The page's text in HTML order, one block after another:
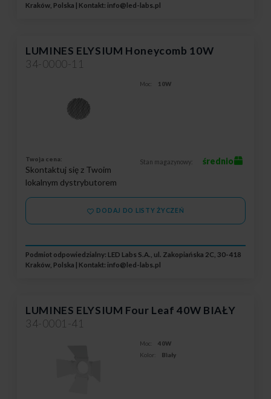
Kraków, Polska | Kontakt: info@led-labs.pl
LUMINES ELYSIUM Honeycomb 10W
34-0000-11
Moc: 10W
Twoja cena:
Skontaktuj się z Twoim
lokalnym dystrybutorem
Stan magazynowy: średnio
DODAJ DO LISTY ŻYCZEŃ
Podmiot odpowiedzialny: LED Labs S.A., ul. Zakopiańska 2C, 30-418
Kraków, Polska | Kontakt: info@led-labs.pl
LUMINES ELYSIUM Four Leaf 40W BIAŁY
34-0001-41
Moc:
40W
Kolor:
Biały